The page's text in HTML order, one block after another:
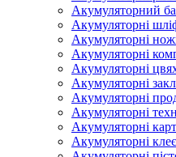
Акумуляторний
Акумуляторні
Акумуляторні
Акумуляторні
Акумуляторні
Акумуляторні
Акумуляторні
Акумуляторні
Акумуляторні
Акумуляторні